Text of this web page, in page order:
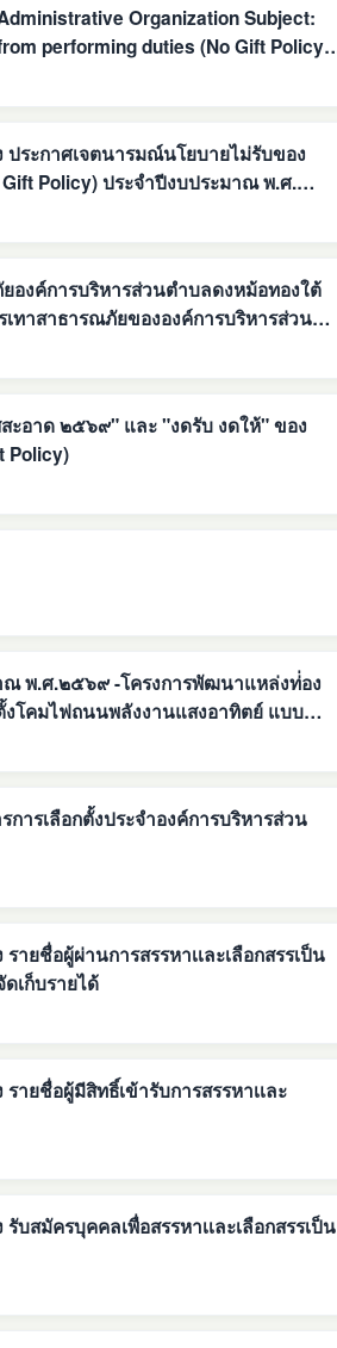
Organization Subject:
performing duties (No Gift Policy)
Policy) ประจำปีงบประมาณ พ.ศ.
องค์การบริหารส่วนตำบลดงหม้อทองใต้
ทาสาธารณภัยขององค์การบริหารส่วน
ขวัญ ของกำนัลทุกชนิดจากการปฏิบัติหน้าที่ (No Gift Policy)
ณ พ.ศ.๒๕๖๙ -โครงการพัฒนาแหล่งท่่อง
โคมไฟถนนพลังงานแสงอาทิตย์ แบบ
ำนวน ๑๔๒ ชุด องค์การบริหารส่วนตำบล
ารเลือกตั้งประจำองค์การบริหารส่วน
ยชื่อผู้ผ่านการสรรหาเเละเลือกสรรเป็น
กงานจัดเก็บรายได้
ายชื่อผู้มีสิทธิ์เข้ารับการสรรหาเเละ
สมัครบุคคลเพื่อสรรหาเเละเลือกสรรเป็น